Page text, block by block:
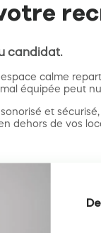
candidat.
calme
équipée peut
et
dehors de vos